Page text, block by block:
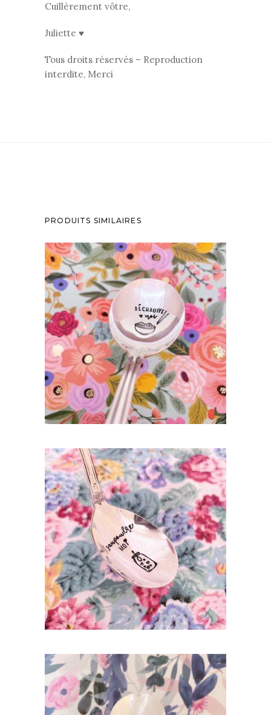
Cuillèrement vôtre,
Juliette ♥
Tous droits réservés – Reproduction
interdite, Merci
PRODUITS SIMILAIRES
CUILLÈRE RONDE GRAVÉE VINTAGE :
RÉCHAUFFE MOI
35,00€
AJOUTER AU PANIER
CUILLÈRE ATYPIQUE GRAVÉE VINTAGE :
SAUPOUDRE MOI
35,00 €
AJOUTER AU PANIER